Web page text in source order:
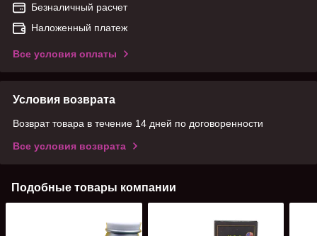
Безналичный расчет
Наложенный платеж
Все условия оплаты
Условия возврата
Возврат товара в течение 14 дней по договоренности
Все условия возврата
Подобные товары компании